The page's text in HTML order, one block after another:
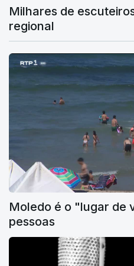
Milhares de
regional
Moledo é o "lugar de
pessoas